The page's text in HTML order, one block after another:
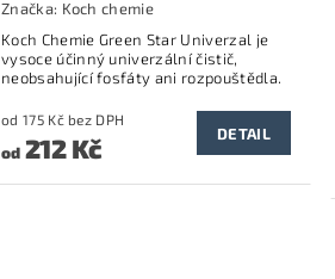
Značka: Koch chemie
Koch Chemie Green Star Univerzal je
vysoce účinný univerzální čistič,
neobsahující fosfáty ani rozpouštědla.
od 175 Kč bez DPH
od212 Kč DETAIL